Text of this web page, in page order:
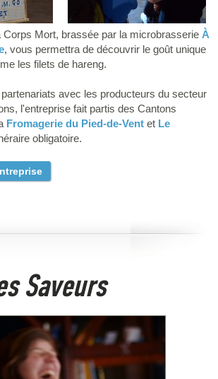
Corps Mort, brassée par la microbrasserie À
, vous permettra de découvrir le goût unique
les filets de hareng.
avec les producteurs du secteur
l'entreprise fait partis des Cantons
Fromagerie du Pied-de-Vent et Le
obligatoire.
Saveurs